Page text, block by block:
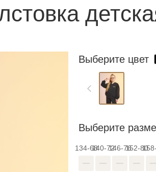
Выберите цвет
Выберите
134-68140-72146-76152-80